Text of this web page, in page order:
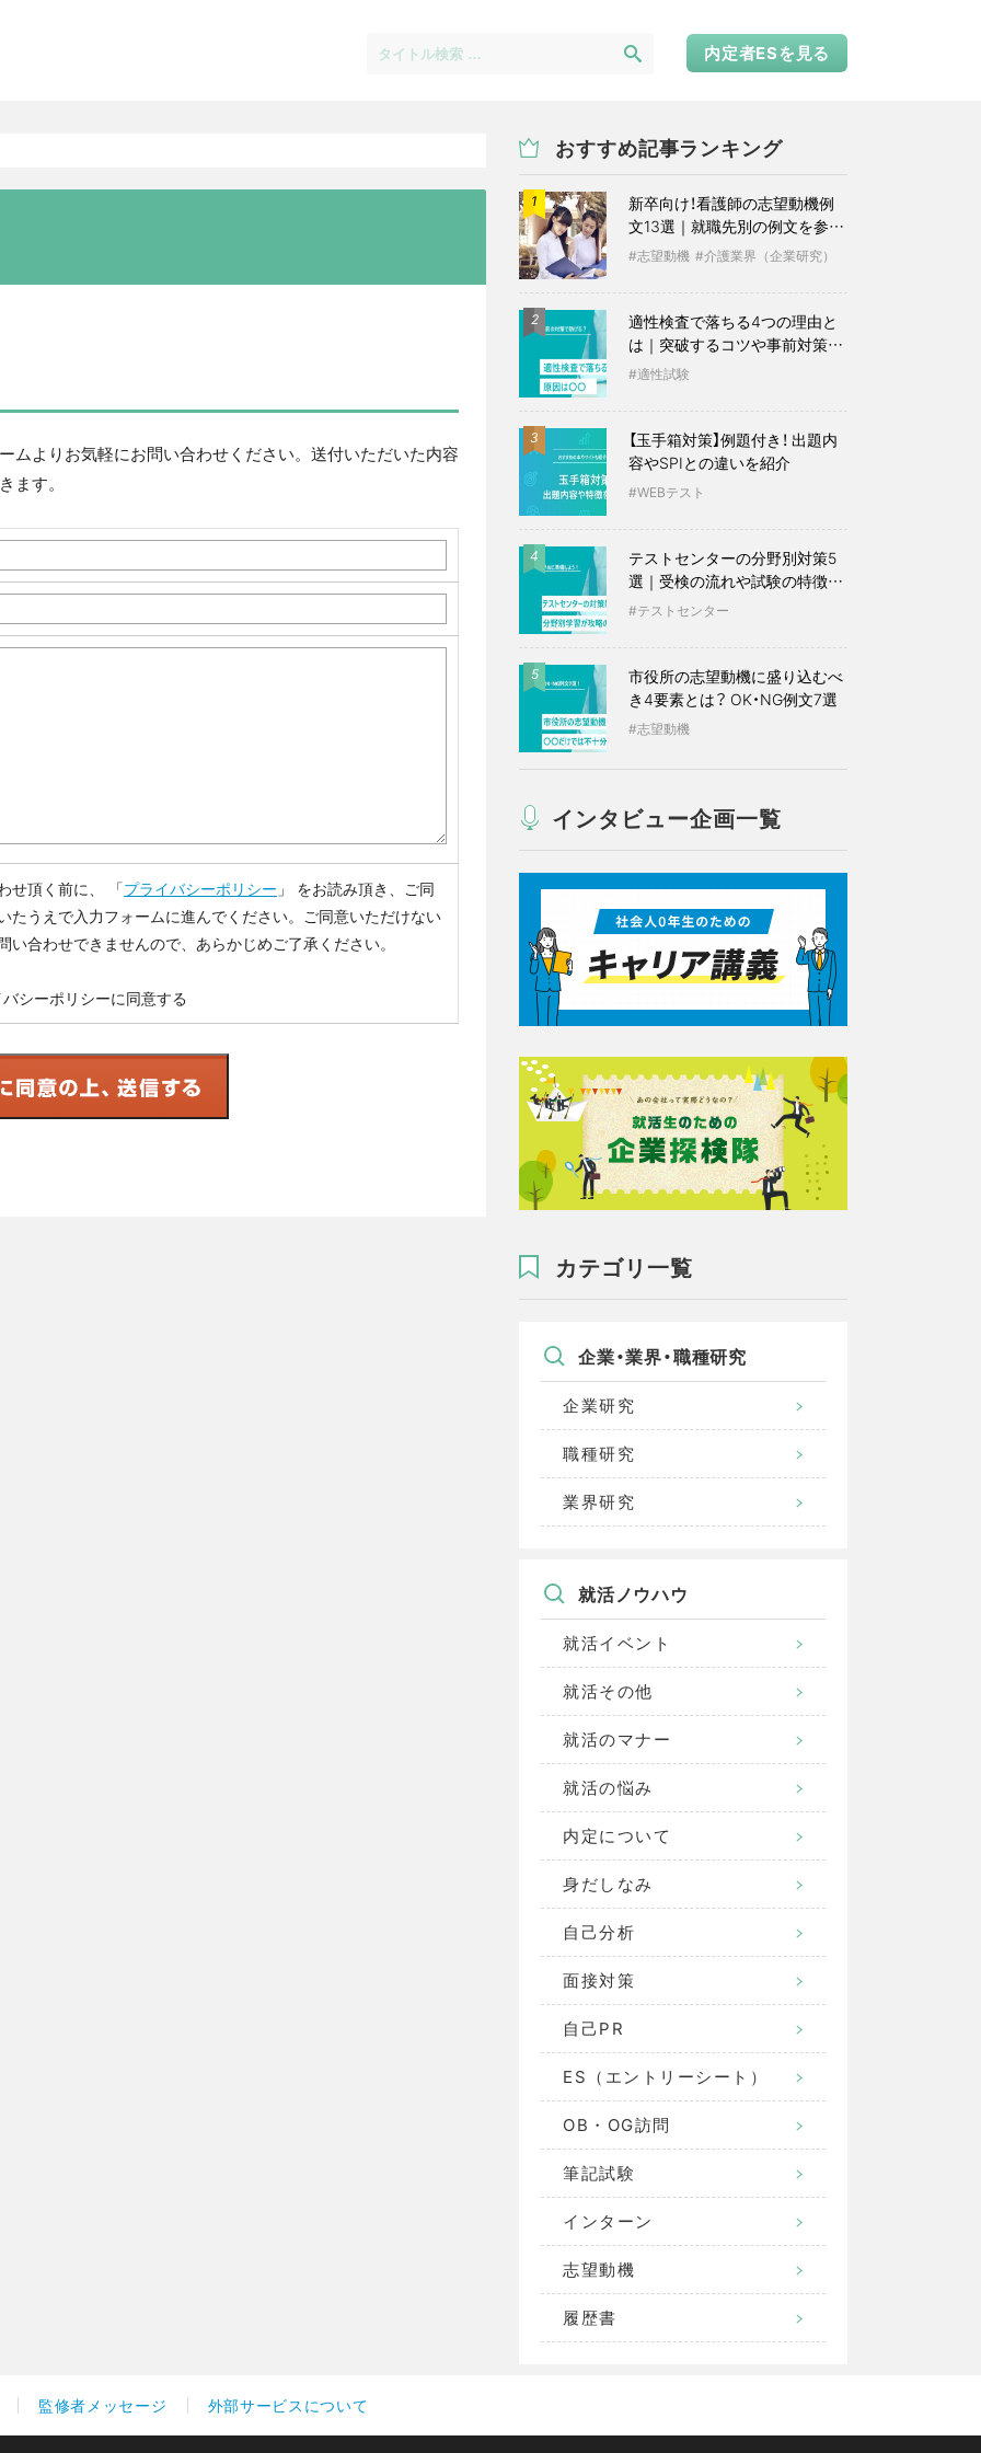
内定者ESを見る
ムよりお気軽にお問い合わせください。送付いただいた内容
ます。
せ頂く前に、 「プライバシーポリシー 」 をお読み頂き、ご同
たうえで入力フォームに進んでください。ご同意いただけない
い合わせできませんので、あらかじめご了承ください。
シーポリシーに同意する
おすすめ記事ランキング
1
新卒向け！看護師の志望動機例
文13選｜就職先別の例文を参考
に志望動機 介護業界（企業研究）
2
適性検査で落ちる4つの理由と
は｜突破するコツや事前対策も
紹介
適性試験
3
【玉手箱対策】例題付き！ 出題内
容やSPIとの違いを紹介
WEBテスト
4
テストセンターの分野別対策5
選｜受検の流れや試験の特徴も
紹介
テストセンター
5
市役所の志望動機に盛り込むべ
き4要素とは？ OK・NG例文7選
志望動機
インタビュー企画一覧
カテゴリ一覧
企業・業界・職種研究
企業研究
職種研究
業界研究
就活ノウハウ
就活イベント
就活その他
就活のマナー
就活の悩み
内定について
身だしなみ
自己分析
面接対策
自己PR
ES（エントリーシート）
OB・OG訪問
筆記試験
インターン
志望動機
履歴書
監修者メッセージ 外部サービスについて